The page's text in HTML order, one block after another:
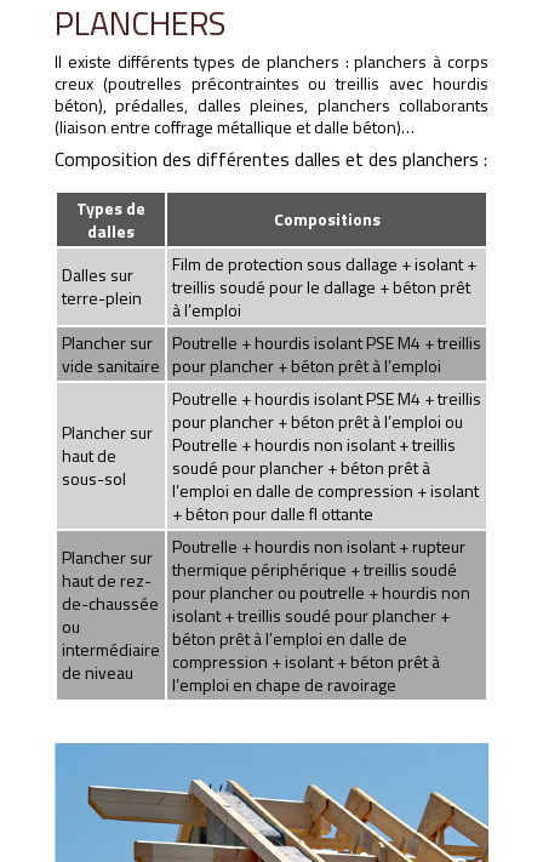
PLANCHERS
Il existe différents types de planchers : planchers à corps
creux (poutrelles précontraintes ou treillis avec hourdis
béton), prédalles, dalles pleines, planchers collaborants
(liaison entre coffrage métallique et dalle béton)…
Composition des différentes dalles et des planchers :
Types de
dalles
Compositions
Dalles sur
terre-plein
Film de protection sous dallage + isolant +
treillis soudé pour le dallage + béton prêt
à l’emploi
Plancher sur
vide sanitaire
Poutrelle + hourdis isolant PSE M4 + treillis
pour plancher + béton prêt à l’emploi
Plancher sur
haut de
sous-sol
Poutrelle + hourdis isolant PSE M4 + treillis
pour plancher + béton prêt à l’emploi ou
Poutrelle + hourdis non isolant + treillis
soudé pour plancher + béton prêt à
l’emploi en dalle de compression + isolant
+ béton pour dalle fl ottante
Plancher sur
haut de rez-
de-chaussée
ou
intermédiaire
de niveau
Poutrelle + hourdis non isolant + rupteur
thermique périphérique + treillis soudé
pour plancher ou poutrelle + hourdis non
isolant + treillis soudé pour plancher +
béton prêt à l’emploi en dalle de
compression + isolant + béton prêt à
l’emploi en chape de ravoirage